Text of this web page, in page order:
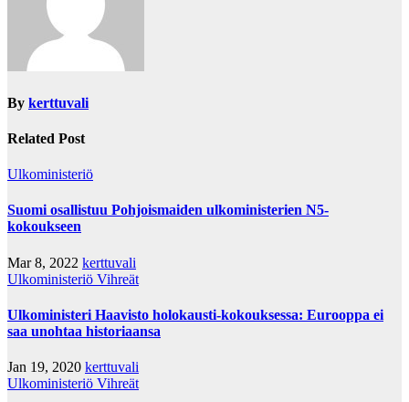
By kerttuvali
Related Post
Ulkoministeriö
Suomi osallistuu Pohjoismaiden ulkoministerien N5-
kokoukseen
Mar 8, 2022 kerttuvali
Ulkoministeriö Vihreät
Ulkoministeri Haavisto holokausti-kokouksessa: Eurooppa ei
saa unohtaa historiaansa
Jan 19, 2020 kerttuvali
Ulkoministeriö Vihreät